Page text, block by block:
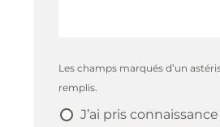
Les champs marqués d’un
remplis.
J’ai pris